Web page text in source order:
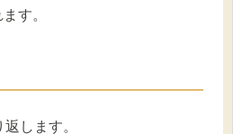
す。
します。